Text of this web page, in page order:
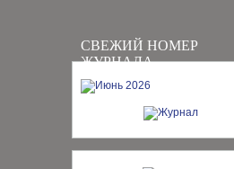
СВЕЖИЙ НОМЕР
ЖУРНАЛА